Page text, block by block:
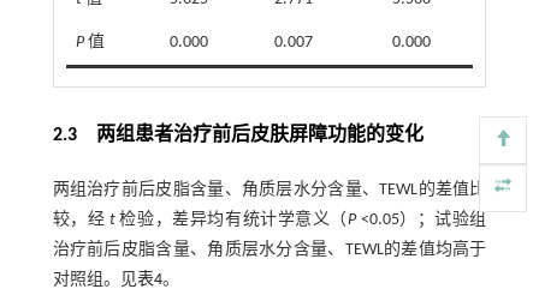
P值 0.000 0.007 0.000
2.3 两组患者治疗前后皮肤屏障功能的变化
两组治疗前后皮脂含量、角质层水分含量、TEWL的差值比
较，经 t检验，差异均有统计学意义（ P<0.05）；试验组
治疗前后皮脂含量、角质层水分含量、TEWL的差值均高于
对照组。见表4。